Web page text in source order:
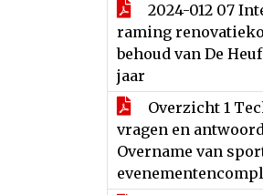
2024-012 07
raming
behoud van De
jaar
Overzicht 1
vragen en
Overname van